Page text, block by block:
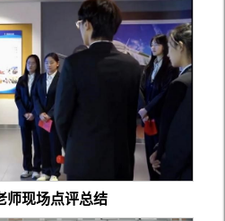
师现场点评总结